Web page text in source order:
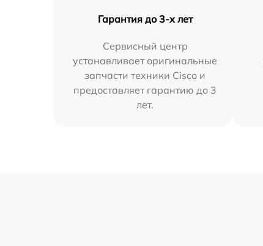
Гарантия до 3-х лет
Сервисный центр
устанавливает оригинальные
запчасти техники Cisco и
предоставляет гарантию до 3
лет.